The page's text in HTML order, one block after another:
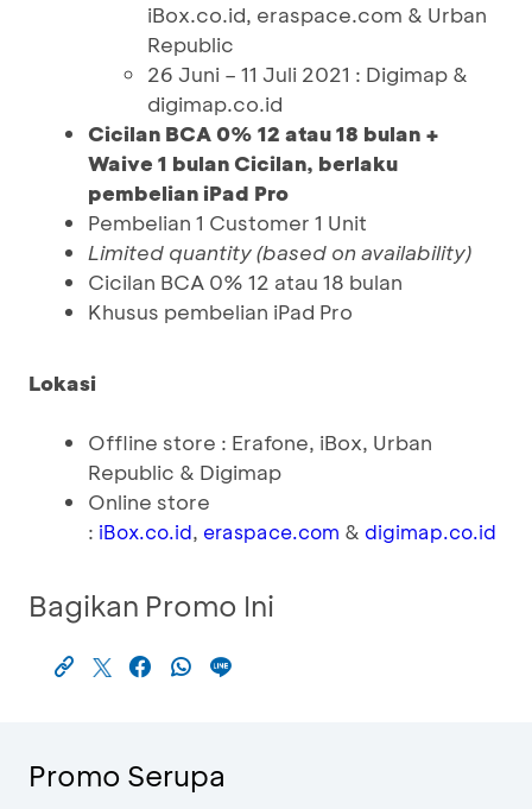
iBox.co.id, eraspace.com & Urban
Republic
26 Juni – 11 Juli 2021 : Digimap &
digimap.co.id
Cicilan BCA 0% 12 atau 18 bulan +
Waive 1 bulan Cicilan, berlaku
pembelian iPad Pro
Pembelian 1 Customer 1 Unit
Limited quantity (based on availability)
Cicilan BCA 0% 12 atau 18 bulan
Khusus pembelian iPad Pro
Lokasi
Offline store : Erafone, iBox, Urban
Republic & Digimap
Online store
: iBox.co.id, eraspace.com & digimap.co.id
Bagikan Promo Ini
Promo Serupa